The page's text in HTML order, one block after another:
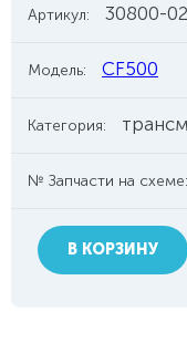
Артикул: 30800-
Модель: CF500
Категория:
№ Запчасти на схеме:
В КОРЗИНУ